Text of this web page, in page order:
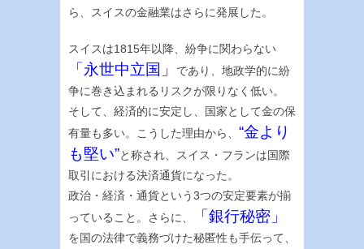
ら、スイスの金融業はさらに発展した。
スイスは1815年以降、紛争に関わらない
「永世中立国」
であり、地政学的に紛
争に巻き込まれるリスクが限りなく低い。
そして、経済的に安定し、国家として金の保
有量も多い。こうした理由から、 “金より
も堅い”と称され、スイス・フランは国際
取引における決済通貨になった。
政治・経済・通貨という3つの安定要素が揃
っていること。さらに、
「銀行秘密」
を国の法律で義務づけた秘匿性も手伝って、